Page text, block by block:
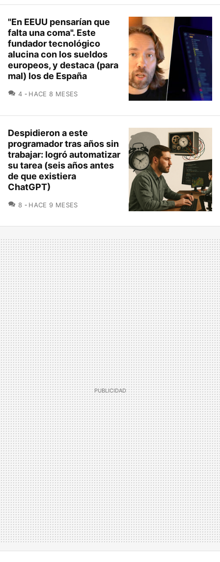
"En EEUU pensarían que
falta una coma". Este
fundador tecnológico
alucina con los sueldos
europeos, y destaca (para
mal) los de España
4 COMENTARIOS
HACE 8 MESES
Despidieron a este
programador tras años sin
trabajar: logró automatizar
su tarea (seis años antes
de que existiera
ChatGPT)
8 COMENTARIOS
HACE 9 MESES